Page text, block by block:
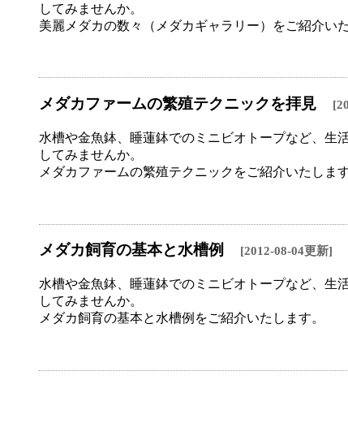
してみませんか。
美麗メダカの数々（メダカギャラリー）をご紹介いた
メダカファームの繁殖テクニックを拝見
水槽や金魚鉢、睡蓮鉢でのミニビオトープなど、生
してみませんか。
メダカファームの繁殖テクニックをご紹介いたします
メダカ飼育の基本と水槽例 [2012-08-04更新]
水槽や金魚鉢、睡蓮鉢でのミニビオトープなど、生
してみませんか。
メダカ飼育の基本と水槽例をご紹介いたします。